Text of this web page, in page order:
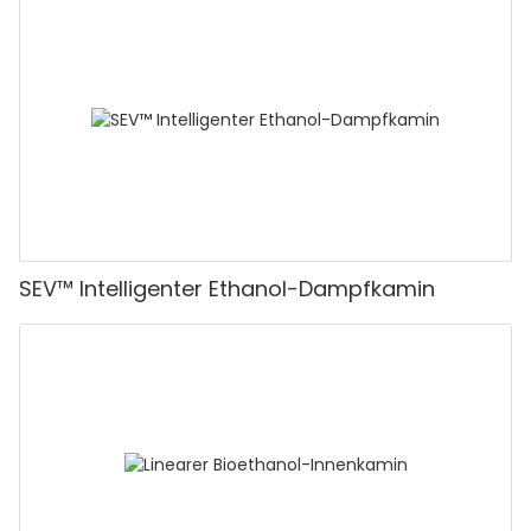
SEV™ Intelligenter Ethanol-Dampfkamin